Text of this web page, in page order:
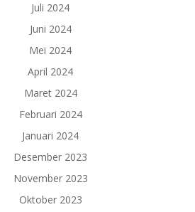
Juli 2024
Juni 2024
Mei 2024
April 2024
Maret 2024
Februari 2024
Januari 2024
Desember 2023
November 2023
Oktober 2023